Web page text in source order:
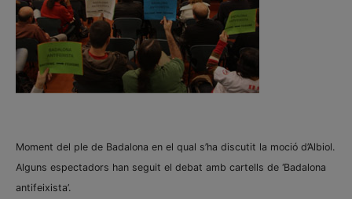
Moment del ple de Badalona en el qual s’ha discutit la moció d’Albiol.
Alguns espectadors han seguit el debat amb cartells de ‘Badalona
antifeixista’.